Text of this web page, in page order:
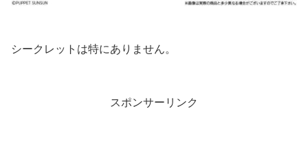
シークレットは特にありません。
スポンサーリンク